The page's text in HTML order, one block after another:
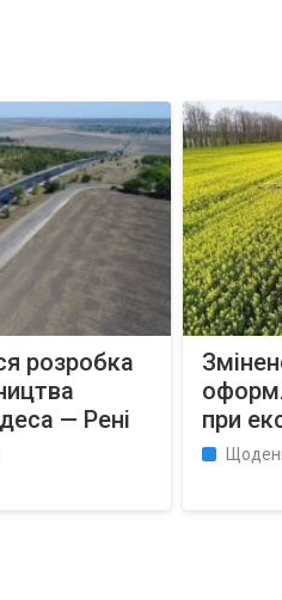
розробка
— Рені
при